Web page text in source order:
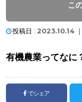
こ
開催時間 : 10:00
投稿日 : 2023.10.14
有機農業ってなに
でシェア